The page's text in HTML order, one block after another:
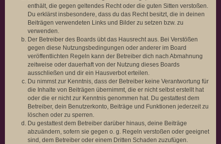
enthält, die gegen geltendes Recht oder die guten Sitten verstoßen.
Du erklärst insbesondere, dass du das Recht besitzt, die in deinen
Beiträgen verwendeten Links und Bilder zu setzen bzw. zu
verwenden.
Der Betreiber des Boards übt das Hausrecht aus. Bei Verstößen
gegen diese Nutzungsbedingungen oder anderer im Board
veröffentlichten Regeln kann der Betreiber dich nach Abmahnung
zeitweise oder dauerhaft von der Nutzung dieses Boards
ausschließen und dir ein Hausverbot erteilen.
Du nimmst zur Kenntnis, dass der Betreiber keine Verantwortung für
die Inhalte von Beiträgen übernimmt, die er nicht selbst erstellt hat
oder die er nicht zur Kenntnis genommen hat. Du gestattest dem
Betreiber, dein Benutzerkonto, Beiträge und Funktionen jederzeit zu
löschen oder zu sperren.
Du gestattest dem Betreiber darüber hinaus, deine Beiträge
abzuändern, sofern sie gegen o. g. Regeln verstoßen oder geeignet
sind, dem Betreiber oder einem Dritten Schaden zuzufügen.